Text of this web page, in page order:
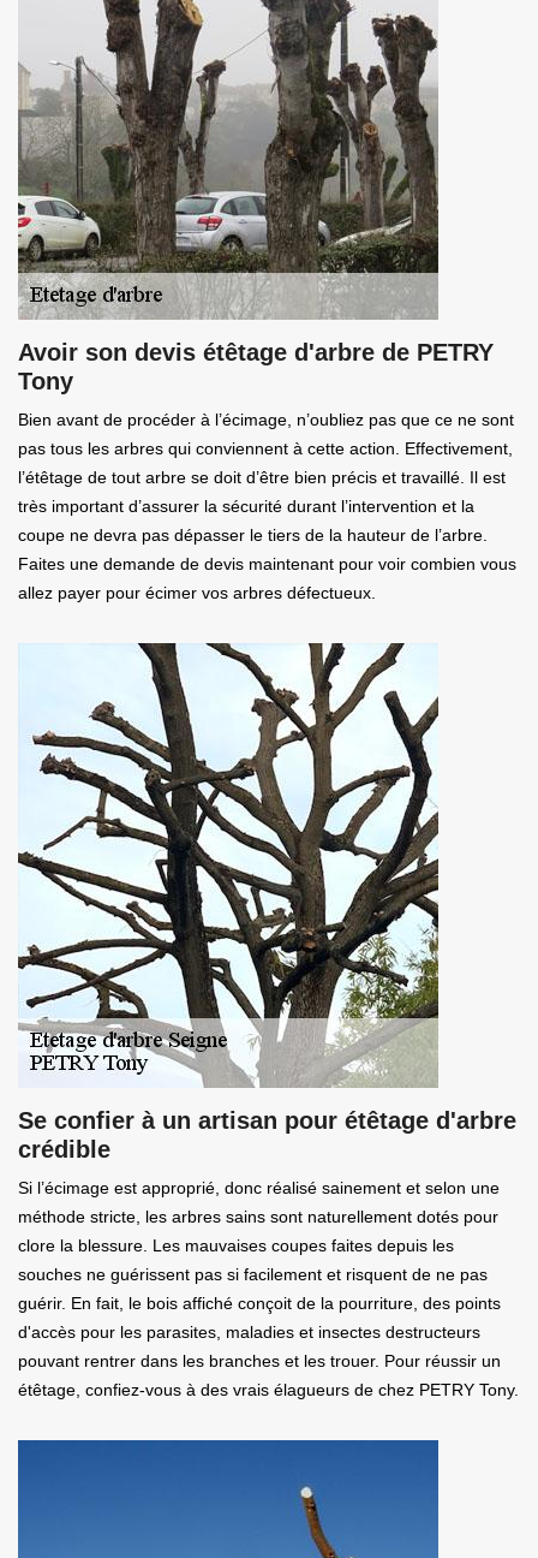
Avoir son devis étêtage d'arbre de PETRY
Tony
Bien avant de procéder à l’écimage, n’oubliez pas que ce ne sont
pas tous les arbres qui conviennent à cette action. Effectivement,
l’étêtage de tout arbre se doit d’être bien précis et travaillé. Il est
très important d’assurer la sécurité durant l’intervention et la
coupe ne devra pas dépasser le tiers de la hauteur de l’arbre.
Faites une demande de devis maintenant pour voir combien vous
allez payer pour écimer vos arbres défectueux.
Se confier à un artisan pour étêtage d'arbre
crédible
Si l’écimage est approprié, donc réalisé sainement et selon une
méthode stricte, les arbres sains sont naturellement dotés pour
clore la blessure. Les mauvaises coupes faites depuis les
souches ne guérissent pas si facilement et risquent de ne pas
guérir. En fait, le bois affiché conçoit de la pourriture, des points
d'accès pour les parasites, maladies et insectes destructeurs
pouvant rentrer dans les branches et les trouer. Pour réussir un
étêtage, confiez-vous à des vrais élagueurs de chez PETRY Tony.